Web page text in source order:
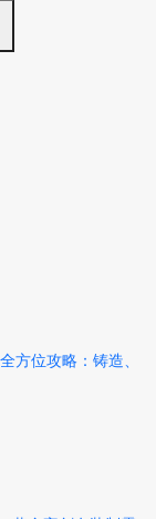
方位攻略：铸造、